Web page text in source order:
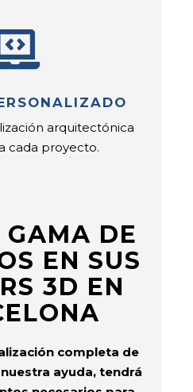
arquitectónica
cada proyecto.
DE
EN SUS
3D EN
completa de
ayuda, tendrá